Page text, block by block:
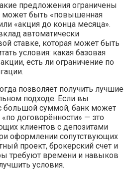
предложения ограничены
может быть «повышенная
«акция до конца месяца».
автоматически
ставке, которая может быть
условия: какая базовая
есть ли ограничение по
позволяет получить лучшие
подходе. Если вы
большой суммой, банк может
договорённости» — это
клиентов с депозитами
оформлении сопутствующих
проект, брокерский счет и
требуют времени и навыков
условия.